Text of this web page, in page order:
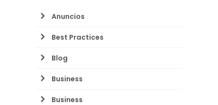
Anuncios
Best Practices
Blog
Business
Business